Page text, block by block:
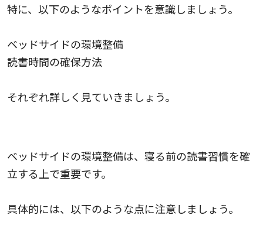
特に、以下のようなポイントを意識しましょう。
ベッドサイドの環境整備
読書時間の確保方法
それぞれ詳しく見ていきましょう。
ベッドサイドの環境整備は、寝る前の読書習慣を確
立する上で重要です。
具体的には、以下のような点に注意しましょう。